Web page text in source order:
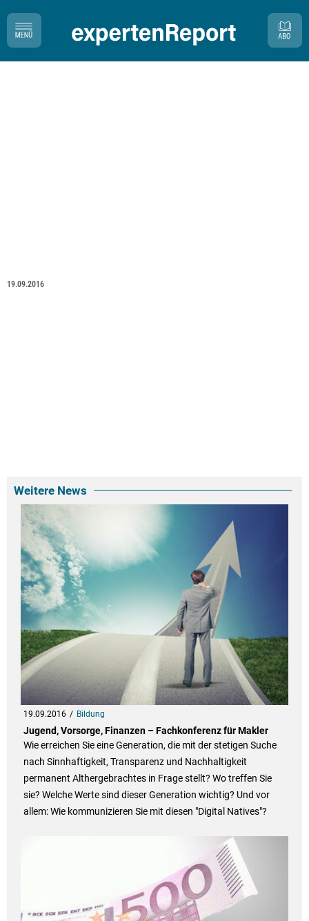
19.09.2016
Weitere News
19.09.2016 Bildung
Jugend, Vorsorge, Finanzen – Fachkonferenz für Makler
Wie erreichen Sie eine Generation, die mit der stetigen Suche
nach Sinnhaftigkeit, Transparenz und Nachhaltigkeit
permanent Althergebrachtes in Frage stellt? Wo treffen Sie
sie? Welche Werte sind dieser Generation wichtig? Und vor
allem: Wie kommunizieren Sie mit diesen "Digital Natives"?